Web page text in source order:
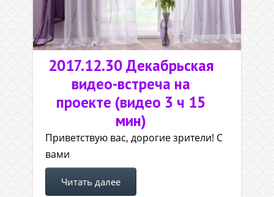
2017.12.30 Декабрьская
видео-встреча на
проекте (видео 3 ч 15
мин)
Приветствую вас, дорогие зрители! С
вами
Читать далее